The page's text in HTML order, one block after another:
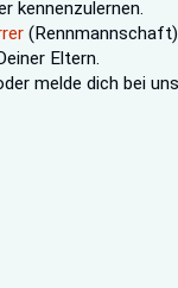
kennenzulernen.
(Rennmannschaft)
Eltern.
melde dich bei